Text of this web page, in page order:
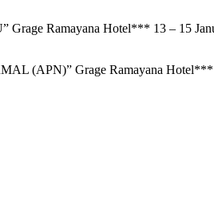
Ramayana Hotel*** 13 – 15
(APN)” Grage Ramayana Hotel***